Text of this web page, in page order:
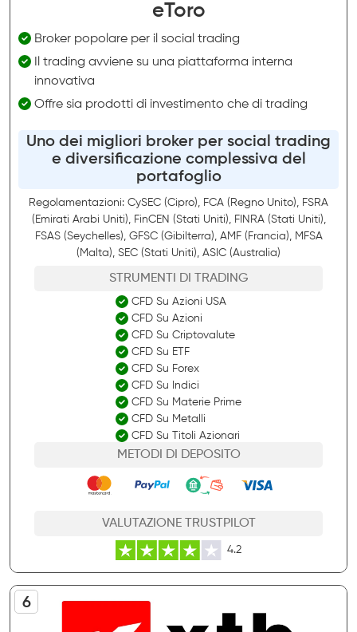
eToro
Broker popolare per il social trading
Il trading avviene su una piattaforma interna
innovativa
Offre sia prodotti di investimento che di trading
Uno dei migliori broker per social trading
e diversificazione complessiva del
portafoglio
Regolamentazioni: CySEC (Cipro), FCA (Regno Unito), FSRA
(Emirati Arabi Uniti), FinCEN (Stati Uniti), FINRA (Stati Uniti),
FSAS (Seychelles), GFSC (Gibilterra), AMF (Francia), MFSA
(Malta), SEC (Stati Uniti), ASIC (Australia)
STRUMENTI DI TRADING
CFD Su Azioni USA
CFD Su Azioni
CFD Su Criptovalute
CFD Su ETF
CFD Su Forex
CFD Su Indici
CFD Su Materie Prime
CFD Su Metalli
CFD Su Titoli Azionari
METODI DI DEPOSITO
VALUTAZIONE TRUSTPILOT
4.2